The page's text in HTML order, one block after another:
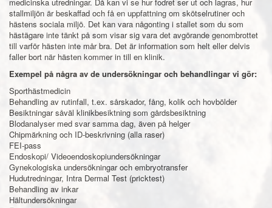
stallmiljön är beskaffad och få en uppfattning om skötselrutiner och
hästens sociala miljö. Det kan vara någonting i stallet som du som
hästägare inte tänkt på som visar sig vara det avgörande genombrottet
till varför hästen inte mår bra. Det är information som helt eller delvis
faller bort när hästen kommer in till en klinik.
Exempel på några av de undersökningar och behandlingar vi gör:
Sporthästmedicin
Behandling av rutinfall, t.ex. sårskador, fång, kolik och hovbölder
Besiktningar såväl klinikbesiktning som gårdsbesiktning
Blodanalyser med svar samma dag, även på helger
Chipmärkning och ID-beskrivning (alla raser)
FEI-pass
Endoskopi/ Videoendoskopiundersökningar
Gynekologiska undersökningar och embryotransfer
Hudutredningar, Intra Dermal Test (pricktest)
Behandling av inkar
Hältundersökningar